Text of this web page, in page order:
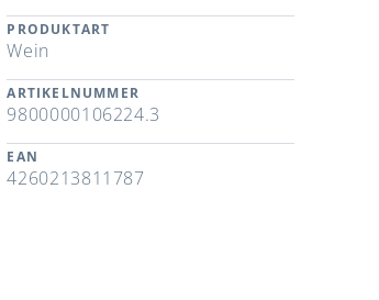
PRODUKTART
Wein
ARTIKELNUMMER
9800000106224.3
EAN
4260213811787